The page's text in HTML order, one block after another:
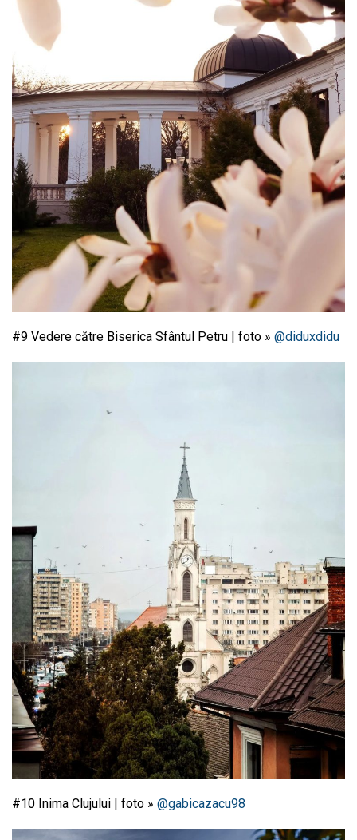
#9 Vedere către Biserica Sfântul Petru | foto » @diduxdidu
#10 Inima Clujului | foto » @gabicazacu98